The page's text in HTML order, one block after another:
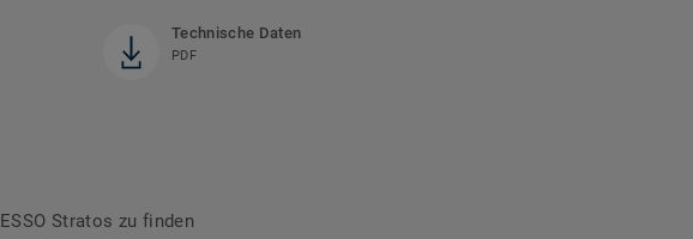
Technische Daten
PDF
Stratos zu finden